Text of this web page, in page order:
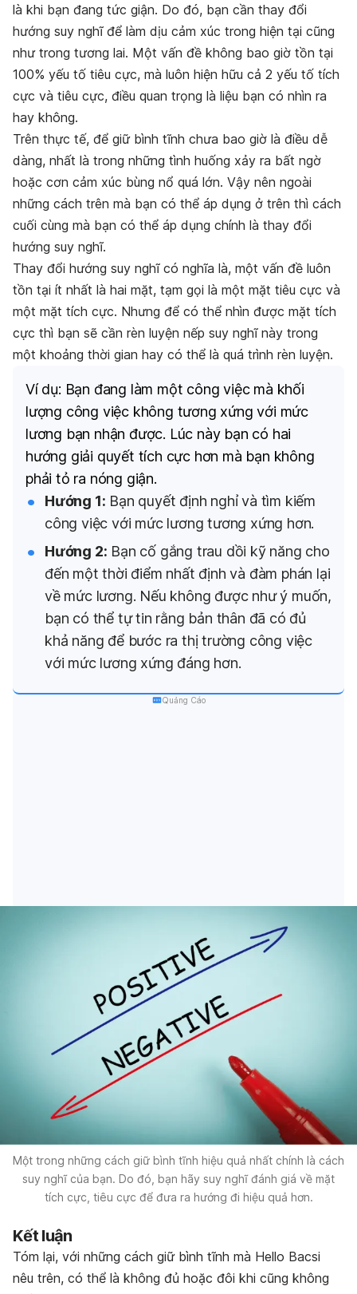
là khi bạn đang tức giận. Do đó, bạn cần thay đổi
hướng suy nghĩ để làm dịu cảm xúc trong hiện tại cũng
như trong tương lai. Một vấn đề không bao giờ tồn tại
100% yếu tố tiêu cực, mà luôn hiện hữu cả 2 yếu tố tích
cực và tiêu cực, điều quan trọng là liệu bạn có nhìn ra
hay không.
Trên thực tế, để giữ bình tĩnh chưa bao giờ là điều dễ
dàng, nhất là trong những tình huống xảy ra bất ngờ
hoặc cơn cảm xúc bùng nổ quá lớn. Vậy nên ngoài
những cách trên mà bạn có thể áp dụng ở trên thì cách
cuối cùng mà bạn có thể áp dụng chính là thay đổi
hướng suy nghĩ.
Thay đổi hướng suy nghĩ có nghĩa là, một vấn đề luôn
tồn tại ít nhất là hai mặt, tạm gọi là một mặt tiêu cực và
một mặt tích cực. Nhưng để có thể nhìn được mặt tích
cực thì bạn sẽ cần rèn luyện nếp suy nghĩ này trong
một khoảng thời gian hay có thể là quá trình rèn luyện.
Ví dụ: Bạn đang làm một công việc mà khối
lượng công việc không tương xứng với mức
lương bạn nhận được. Lúc này bạn có hai
hướng giải quyết tích cực hơn mà bạn không
phải tỏ ra nóng giận.
Hướng 1: Bạn quyết định nghỉ và tìm kiếm
công việc với mức lương tương xứng hơn.
Hướng 2: Bạn cố gắng trau dồi kỹ năng cho
đến một thời điểm nhất định và đàm phán lại
về mức lương. Nếu không được như ý muốn,
bạn có thể tự tin rằng bản thân đã có đủ
khả năng để bước ra thị trường công việc
với mức lương xứng đáng hơn.
Quảng Cáo
Một trong những cách giữ bình tĩnh hiệu quả nhất chính là cách
suy nghĩ của bạn. Do đó, bạn hãy suy nghĩ đánh giá về mặt
tích cực, tiêu cực để đưa ra hướng đi hiệu quả hơn.
Kết luận
Tóm lại, với những cách giữ bình tĩnh mà Hello Bacsi
nêu trên, có thể là không đủ hoặc đôi khi cũng không